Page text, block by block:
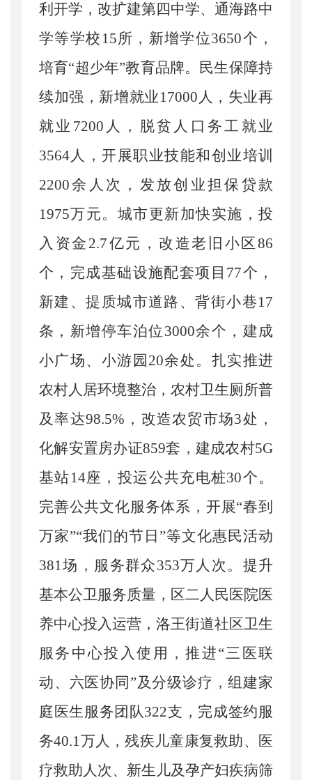
利开学，改扩建第四中学、通海路中
学等学校15所，新增学位3650个，
培育“超少年”教育品牌。民生保障持
续加强，新增就业17000人，失业再
就业7200人，脱贫人口务工就业
3564人，开展职业技能和创业培训
2200余人次，发放创业担保贷款
1975万元。城市更新加快实施，投
入资金2.7亿元，改造老旧小区86
个，完成基础设施配套项目77个，
新建、提质城市道路、背街小巷17
条，新增停车泊位3000余个，建成
小广场、小游园20余处。扎实推进
农村人居环境整治，农村卫生厕所普
及率达98.5%，改造农贸市场3处，
化解安置房办证859套，建成农村5G
基站14座，投运公共充电桩30个。
完善公共文化服务体系，开展“春到
万家”“我们的节日”等文化惠民活动
381场，服务群众353万人次。提升
基本公卫服务质量，区二人民医院医
养中心投入运营，洛王街道社区卫生
服务中心投入使用，推进“三医联
动、六医协同”及分级诊疗，组建家
庭医生服务团队322支，完成签约服
务40.1万人，残疾儿童康复救助、医
疗救助人次、新生儿及孕产妇疾病筛